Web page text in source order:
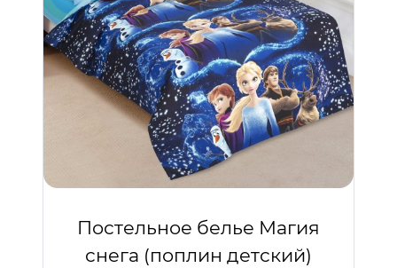
Постельное белье Магия
снега (поплин детский)